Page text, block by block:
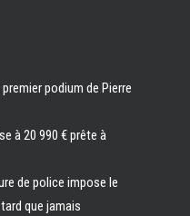
podium de Pierre
à 20 990 € prête à
de police impose le
que jamais